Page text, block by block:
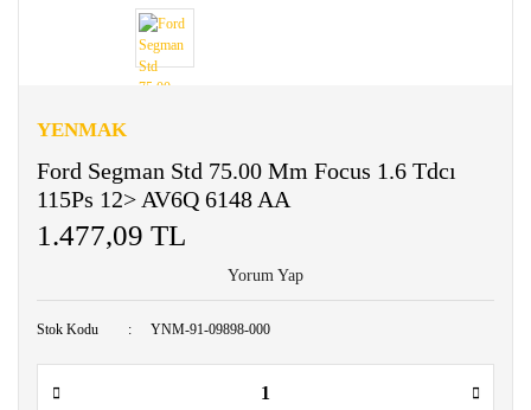
YENMAK
Ford Segman Std 75.00 Mm Focus 1.6 Tdcı
115Ps 12> AV6Q 6148 AA
1.477,09 TL
Yorum Yap
Stok Kodu YNM-91-09898-000